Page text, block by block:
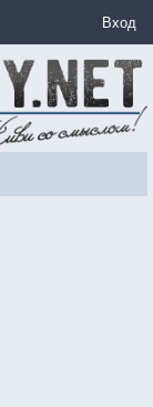
Вход